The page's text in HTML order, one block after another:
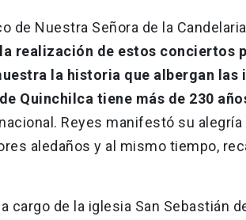
de Nuestra Señora de la
realización de estos conciertos
la historia que albergan las
Quinchilca tiene más de 230
Reyes manifestó su
aledaños y al mismo tiempo,
cargo de la iglesia San Sebastián